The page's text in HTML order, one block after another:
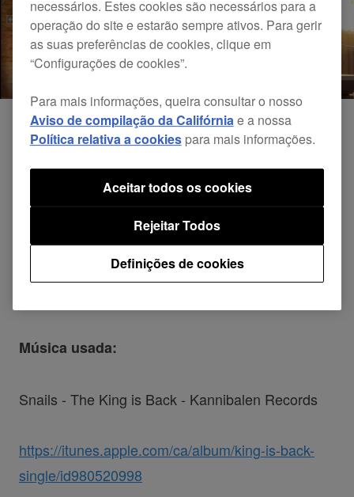
Atuação de ESKEI83 no DJM-S9
Música usada:
Snails - The King is Back - Kannibalen Records
https://itunes.apple.com/ca/album/king-is-back-
single/id980520998
necessários. Estes cookies são necessários para a
operação do site e estarão sempre ativos. Para gerir
as suas preferências de cookies, clique em
“Configurações de cookies”.
Para mais informações, queira consultar o nosso
Aviso de compilação da Califórniae a nossa
Política relativa a cookiespara mais informações.
Definições de cookies
Rejeitar Todos
Aceitar todos os cookies